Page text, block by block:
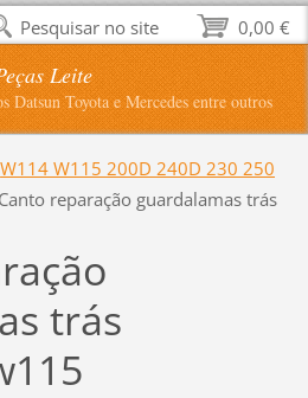
Leite
Datsun Toyota e Mercedes entre outros
W114 W115 200D 240D 230 250
Canto reparação guardalamas trás
trás
0,00 €
Pesquisar no site